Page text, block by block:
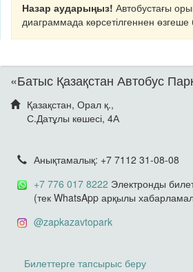
Назар аударыңыз! Автобустағы
диаграммада көрсетілгеннен
«Батыс Қазақстан Автобус
Қазақстан, Орал қ.,
С.Датұлы көшесі, 4А
Анықтамалық: +7 7112 31-08-08
+7 776 017 8222 Электронды
(тек WhatsApp арқылы
@zapkazavtopark
Билеттерге тапсырыс беру